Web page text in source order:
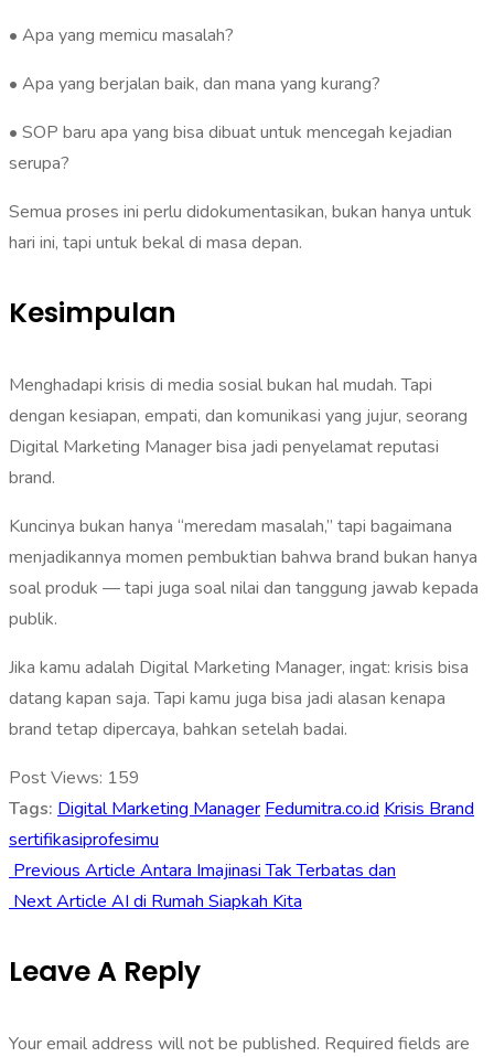
• Apa yang memicu masalah?
• Apa yang berjalan baik, dan mana yang kurang?
• SOP baru apa yang bisa dibuat untuk mencegah kejadian
serupa?
Semua proses ini perlu didokumentasikan, bukan hanya untuk
hari ini, tapi untuk bekal di masa depan.
Kesimpulan
Menghadapi krisis di media sosial bukan hal mudah. Tapi
dengan kesiapan, empati, dan komunikasi yang jujur, seorang
Digital Marketing Manager bisa jadi penyelamat reputasi
brand.
Kuncinya bukan hanya “meredam masalah,” tapi bagaimana
menjadikannya momen pembuktian bahwa brand bukan hanya
soal produk — tapi juga soal nilai dan tanggung jawab kepada
publik.
Jika kamu adalah Digital Marketing Manager, ingat: krisis bisa
datang kapan saja. Tapi kamu juga bisa jadi alasan kenapa
brand tetap dipercaya, bahkan setelah badai.
Post Views: 159
Tags: Digital Marketing Manager Fedumitra.co.id Krisis Brand
sertifikasiprofesimu
Previous Article Antara Imajinasi Tak Terbatas dan
Next Article AI di Rumah Siapkah Kita
Leave A Reply
Your email address will not be published. Required fields are